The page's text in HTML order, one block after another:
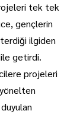
tek tek
gençlerin
ilgiden
getirdi.
projeleri